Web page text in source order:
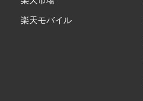
楽天モバイル